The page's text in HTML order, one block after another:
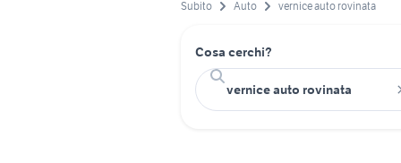
Subito Auto vernice auto rovinata
Cosa cerchi?